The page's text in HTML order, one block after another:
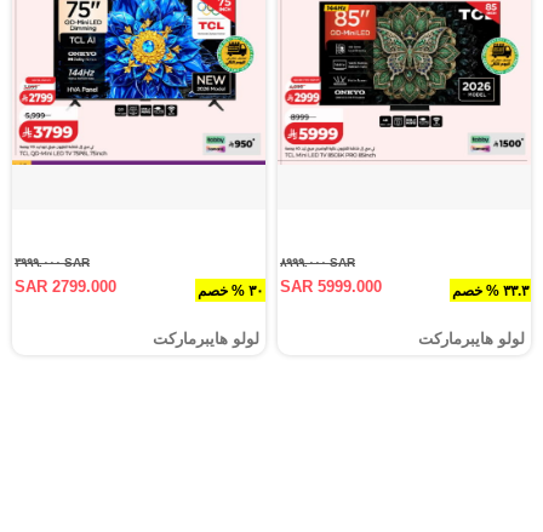
٣٣.٣ % خصم
SAR ٨٩٩٩.٠٠٠
SAR 5999.000
لولو هايبرماركت
٣٠ % خصم
SAR ٣٩٩٩.٠٠٠
SAR 2799.000
لولو هايبرماركت